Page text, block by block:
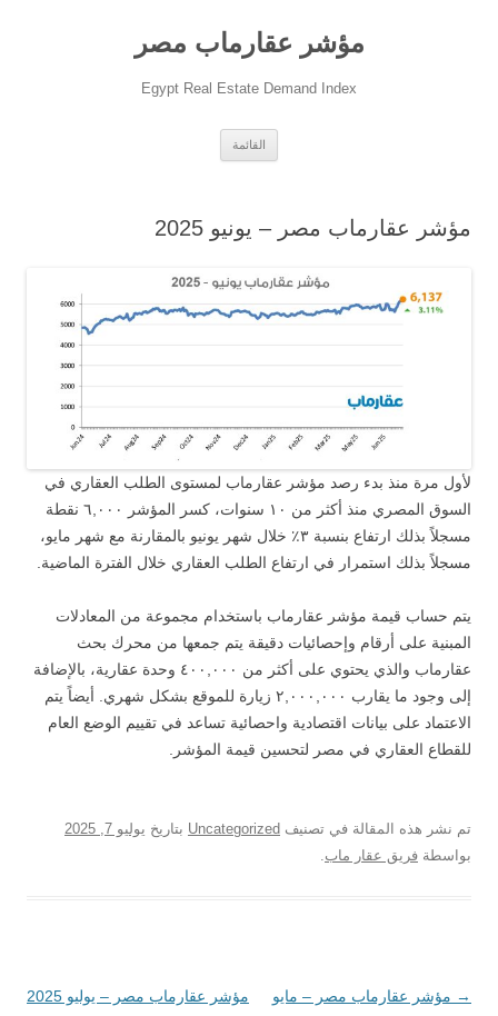
مؤشر عقارماب مصر
Egypt Real Estate Demand Index
القائمة
مؤشر عقارماب مصر – يونيو 2025
لأول مرة منذ بدء رصد مؤشر عقارماب لمستوى الطلب العقاري في
السوق المصري منذ أكثر من ١٠ سنوات، كسر المؤشر ٦,٠٠٠ نقطة
مسجلاً بذلك ارتفاع بنسبة ٣٪ خلال شهر يونيو بالمقارنة مع شهر مايو،
مسجلاً بذلك استمرار في ارتفاع الطلب العقاري خلال الفترة الماضية.
يتم حساب قيمة مؤشر عقارماب باستخدام مجموعة من المعادلات
المبنية على أرقام وإحصائيات دقيقة يتم جمعها من محرك بحث
عقارماب والذي يحتوي على أكثر من ٤٠٠,٠٠٠ وحدة عقارية، بالإضافة
إلى وجود ما يقارب ٢,٠٠٠,٠٠٠ زيارة للموقع بشكل شهري. أيضاً يتم
الاعتماد على بيانات اقتصادية واحصائية تساعد في تقييم الوضع العام
للقطاع العقاري في مصر لتحسين قيمة المؤشر.
تم نشر هذه المقالة في تصنيف Uncategorized بتاريخ يوليو 7, 2025
بواسطة فريق عقار ماب
تصفّح
→ مؤشر عقارماب مصر – مايو
مؤشر عقارماب مصر – يوليو 2025